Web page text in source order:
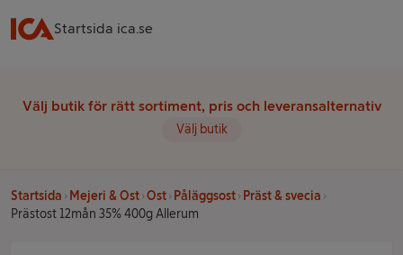
Startsida ica.se
Välj butik för rätt sortiment, pris och leveransalternativ
Välj butik
Startsida Mejeri & Ost Ost Påläggsost
Präst & svecia
Prästost 12mån 35% 400g Allerum